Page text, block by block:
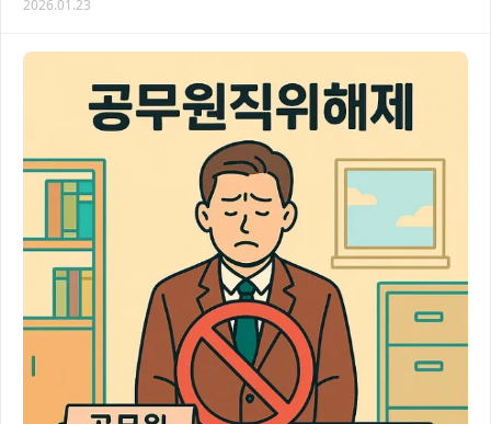
다. 인천 지역에서 행정소송을 준비 중이시라면,…
2026.01.23